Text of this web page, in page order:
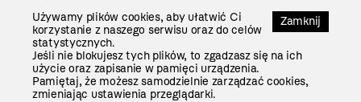
Zamknij
Używamy plików cookies, aby ułatwić Ci
korzystanie z naszego serwisu oraz do celów
statystycznych.
Jeśli nie blokujesz tych plików, to zgadzasz się na ich
użycie oraz zapisanie w pamięci urządzenia.
Pamiętaj, że możesz samodzielnie zarządzać cookies,
zmieniając ustawienia przeglądarki.